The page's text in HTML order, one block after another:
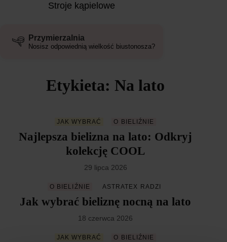
Stroje kąpielowe
Przymierzalnia
Nosisz odpowiednią wielkość biustonosza?
Etykieta: Na lato
JAK WYBRAĆ O BIELIŹNIE
Najlepsza bielizna na lato: Odkryj
kolekcję COOL
29 lipca 2026
O BIELIŹNIE ASTRATEX RADZI
Jak wybrać bieliznę nocną na lato
18 czerwca 2026
JAK WYBRAĆ O BIELIŹNIE